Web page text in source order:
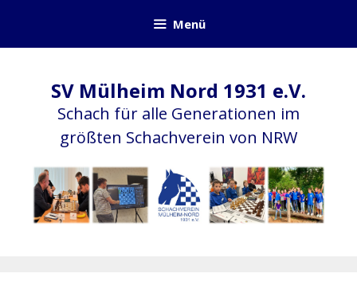
springen
Menü
SV Mülheim Nord 1931 e.V.
Schach für alle Generationen im
größten Schachverein von NRW